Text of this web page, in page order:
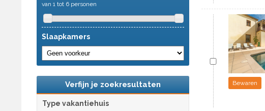
van 1 tot 6 personen
Slaapkamers
Verfijn je zoekresultaten
Type vakantiehuis
Bewaren